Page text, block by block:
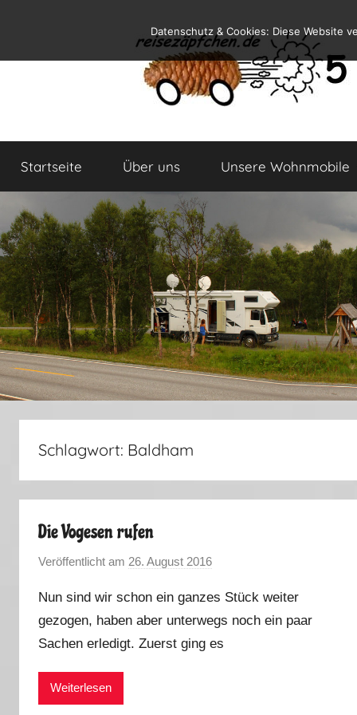
springen
Reiseblog
und
Leben
Wohnmobil
Startseite Über uns Unsere Wohnmobile
Schlagwort: Baldham
Die Vogesen rufen
Veröffentlicht am 26. August 2016
n
M
a
Nun sind wir schon ein ganzes Stück weiter
gezogen, haben aber unterwegs noch ein paar
Sachen erledigt. Zuerst ging es
Weiterlesen
Datenschutz & Cookies: Diese Website